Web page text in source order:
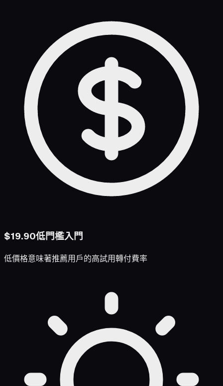
$19.90低門檻入門
低價格意味著推薦用戶的高試用轉付費率